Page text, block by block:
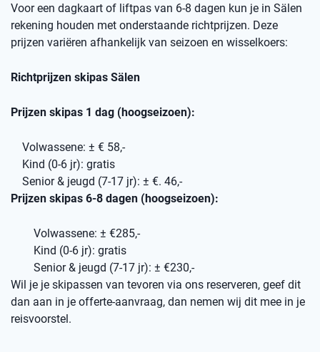
Voor een dagkaart of liftpas van 6-8 dagen kun je in Sälen
rekening houden met onderstaande richtprijzen. Deze
prijzen variëren afhankelijk van seizoen en wisselkoers:
Richtprijzen skipas Sälen
Prijzen skipas 1 dag (hoogseizoen):
Volwassene: ± € 58,-
Kind (0-6 jr): gratis
Senior & jeugd (7-17 jr): ± €. 46,-
Prijzen skipas 6-8 dagen (hoogseizoen):
Volwassene: ± €285,-
Kind (0-6 jr): gratis
Senior & jeugd (7-17 jr): ± €230,-
Wil je je skipassen van tevoren via ons reserveren, geef dit
dan aan in je offerte-aanvraag, dan nemen wij dit mee in je
reisvoorstel.